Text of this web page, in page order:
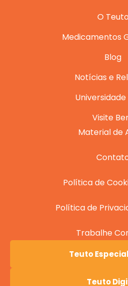
O Teuto
Medicamentos
Blog
Notícias e
Visite
Material de
Política de
Política de
Trabalhe
Teuto
Teuto